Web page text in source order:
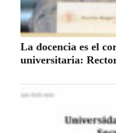
La docencia es el
universitaria: